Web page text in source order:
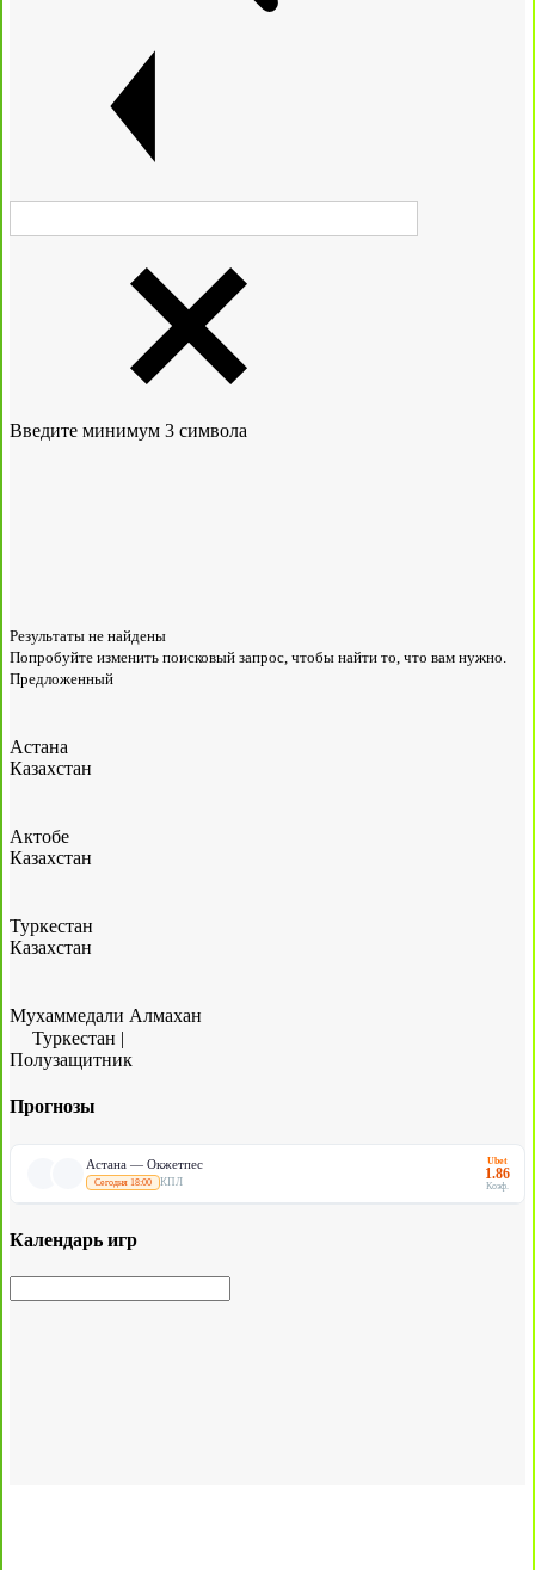
Введите минимум 3 символа
Результаты не найдены
Попробуйте изменить поисковый запрос, чтобы найти то, что вам нужно.
Предложенный
Астана
Казахстан
Актобе
Казахстан
Туркестан
Казахстан
Мухаммедали Алмахан
Туркестан |
Полузащитник
Прогнозы
Астана — Окжетпес
Сегодня 18:00 КПЛ
Ubet
1.86
Коэф.
Календарь игр